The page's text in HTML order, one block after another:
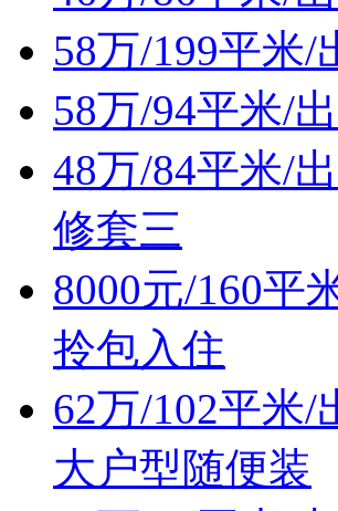
58万/199平米
58万/94平米/
48万/84平米/
修套三
8000元/160平
拎包入住
62万/102平米
大户型随便装